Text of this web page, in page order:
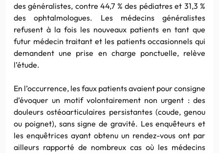
des généralistes, contre 44,7 % des pédiatres et 31,3 %
des ophtalmologues. Les médecins généralistes
refusent à la fois les nouveaux patients en tant que
futur médecin traitant et les patients occasionnels qui
demandent une prise en charge ponctuelle, relève
l’étude.
En l’occurrence, les faux patients avaient pour consigne
d’évoquer un motif volontairement non urgent : des
douleurs ostéoarticulaires persistantes (coude, genou
ou poignet), sans signe de gravité. Les enquêteurs et
les enquêtrices ayant obtenu un rendez-vous ont par
ailleurs rapporté de nombreux cas où les médecins